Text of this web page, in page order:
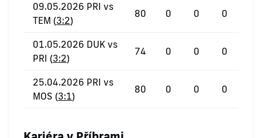
09.05.2026 PRI vs
TEM (3:2)
80 0 0 0
01.05.2026 DUK vs
PRI (3:2)
74 0 0 0
25.04.2026 PRI vs
MOS (3:1)
80 0 0 0